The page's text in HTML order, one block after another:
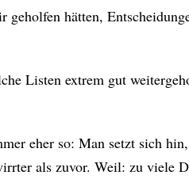
geholfen hätten,
Listen extrem gut
eher so: Man setzt sich
als zuvor. Weil: zu viele